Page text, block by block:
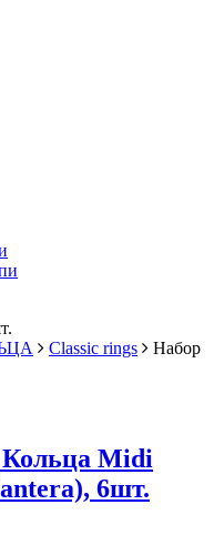
Classic rings
Набор
Midi
6шт.